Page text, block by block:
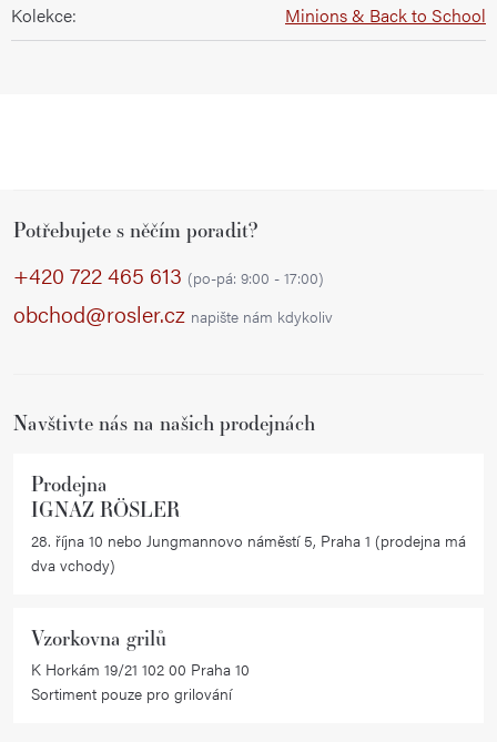
Kolekce: Minions & Back to School
Potřebujete s něčím poradit?
+420 722 465 613 (po-pá: 9:00 - 17:00)
obchod@rosler.cz napište nám kdykoliv
Navštivte nás na našich prodejnách
Prodejna
IGNAZ RÖSLER
28. října 10 nebo Jungmannovo náměstí 5, Praha 1 (prodejna má
dva vchody)
Vzorkovna grilů
K Horkám 19/21 102 00 Praha 10
Sortiment pouze pro grilování